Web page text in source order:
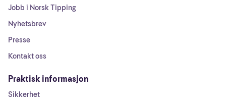
Jobb i Norsk Tipping
Nyhetsbrev
Presse
Kontakt oss
Praktisk informasjon
Sikkerhet